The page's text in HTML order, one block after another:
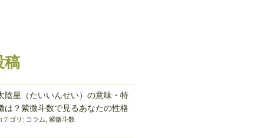
稿
陰星（たいいんせい）の意味・特
は？紫微斗数で見るあなたの性格
テゴリ: コラム 紫微斗数